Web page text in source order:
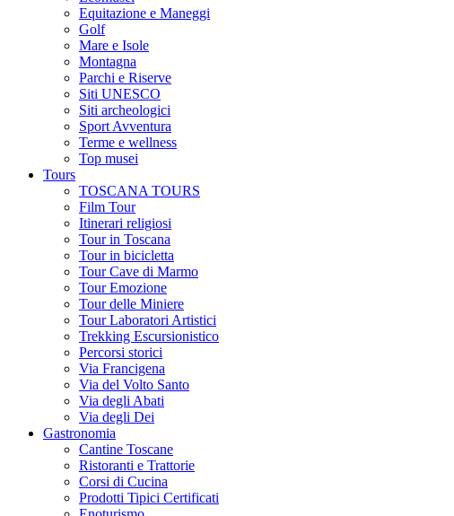
Equitazione e Maneggi
Golf
Mare e Isole
Montagna
Parchi e Riserve
Siti UNESCO
Siti archeologici
Sport Avventura
Terme e wellness
Top musei
Tours
TOSCANA TOURS
Film Tour
Itinerari religiosi
Tour in Toscana
Tour in bicicletta
Tour Cave di Marmo
Tour Emozione
Tour delle Miniere
Tour Laboratori Artistici
Trekking Escursionistico
Percorsi storici
Via Francigena
Via del Volto Santo
Via degli Abati
Via degli Dei
Gastronomia
Cantine Toscane
Ristoranti e Trattorie
Corsi di Cucina
Prodotti Tipici Certificati